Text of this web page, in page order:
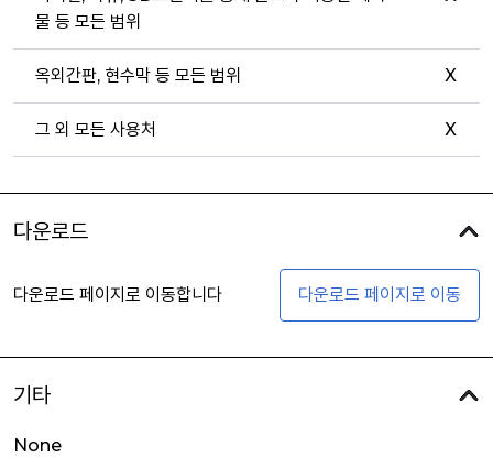
물 등 모든 범위
옥외간판, 현수막 등 모든 범위 X
그 외 모든 사용처 X
다운로드
다운로드 페이지로 이동합니다 다운로드 페이지로 이동
기타
None